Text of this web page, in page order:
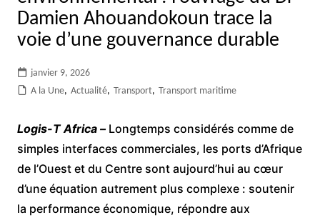
Damien Ahouandokoun trace la
voie d’une gouvernance durable
janvier 9, 2026
A la Une, Actualité, Transport, Transport maritime
Logis-T Africa – Longtemps considérés comme de
simples interfaces commerciales, les ports d’Afrique
de l’Ouest et du Centre sont aujourd’hui au cœur
d’une équation autrement plus complexe : soutenir
la performance économique, répondre aux